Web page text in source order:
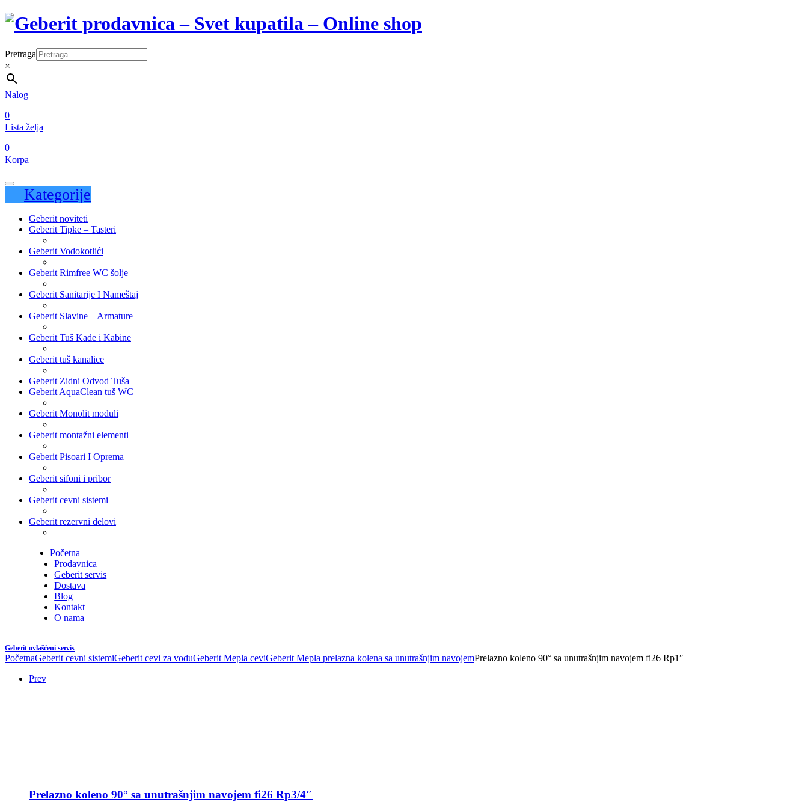
Pretraga
×
Nalog
0
Lista želja
0
Korpa
Kategorije
Geberit noviteti
Geberit Tipke – Tasteri
Geberit Vodokotlići
Geberit Rimfree WC šolje
Geberit Sanitarije I Nameštaj
Geberit Slavine – Armature
Geberit Tuš Kade i Kabine
Geberit tuš kanalice
Geberit Zidni Odvod Tuša
Geberit AquaClean tuš WC
Geberit Monolit moduli
Geberit montažni elementi
Geberit Pisoari I Oprema
Geberit sifoni i pribor
Geberit cevni sistemi
Geberit rezervni delovi
Početna
Prodavnica
Geberit servis
Dostava
Blog
Kontakt
O nama
Geberit ovlašćeni servis
PočetnaGeberit cevni sistemiGeberit cevi za voduGeberit Mepla ceviGeberit Mepla prelazna kolena sa unutrašnjim navojemPrelazno koleno 90° sa unutrašnjim navojem fi26 Rp1″
Prev
Prelazno koleno 90° sa unutrašnjim navojem fi26 Rp3/4″